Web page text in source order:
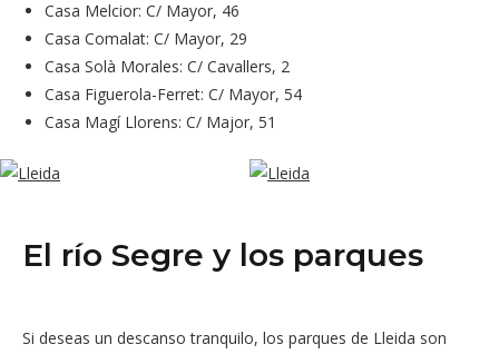
Casa Melcior: C/ Mayor, 46
Casa Comalat: C/ Mayor, 29
Casa Solà Morales: C/ Cavallers, 2
Casa Figuerola-Ferret: C/ Mayor, 54
Casa Magí Llorens: C/ Major, 51
El río Segre y los parques
Si deseas un descanso tranquilo, los parques de Lleida son